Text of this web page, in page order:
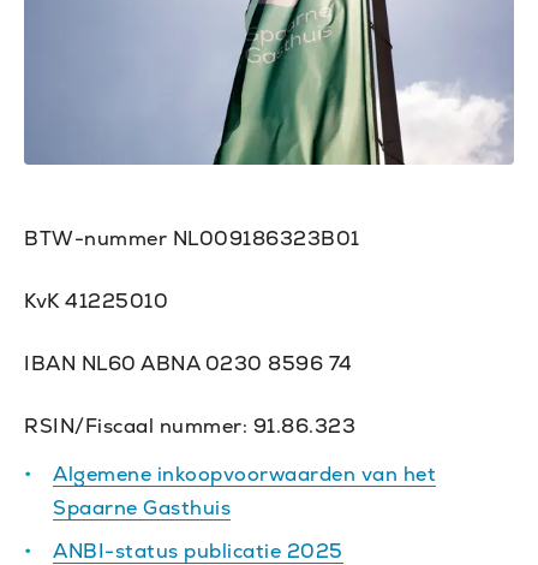
BTW-nummer NL009186323B01
KvK 41225010
IBAN NL60 ABNA 0230 8596 74
RSIN/Fiscaal nummer: 91.86.323
Algemene inkoopvoorwaarden van het
Spaarne Gasthuis
ANBI-status publicatie 2025